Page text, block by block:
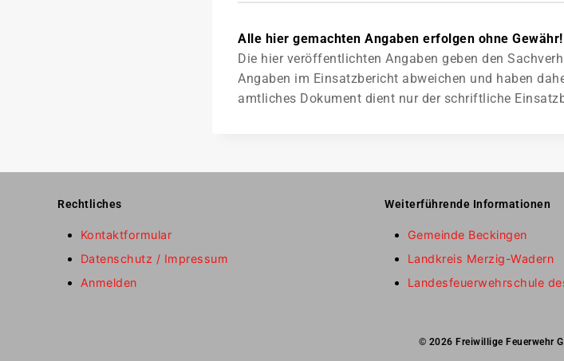
Alle hier gemachten Angaben erfolgen ohne Gewähr!
Die hier veröffentlichten Angaben geben den
Angaben im Einsatzbericht abweichen und haben
amtliches Dokument dient nur der schriftliche
Rechtliches
Kontaktformular
Datenschutz / Impressum
Anmelden
Weiterführende Informationen
Gemeinde Beckingen
Landkreis Merzig-Wadern
Landesfeuerwehrschule
© 2026 Freiwillige Feuerwehr